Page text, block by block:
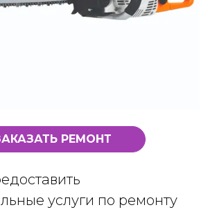
РЕМОНТ
услуги по ремонту